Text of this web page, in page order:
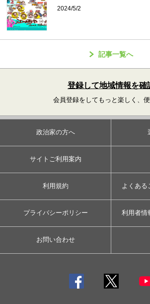
2024/5/2
記事一覧へ
登録して地域情報を確
会員登録をしてもっと楽しく、便
政治家の方へ
サイトご利用案内
利用規約 よくある
プライバシーポリシー 利用者情
お問い合わせ